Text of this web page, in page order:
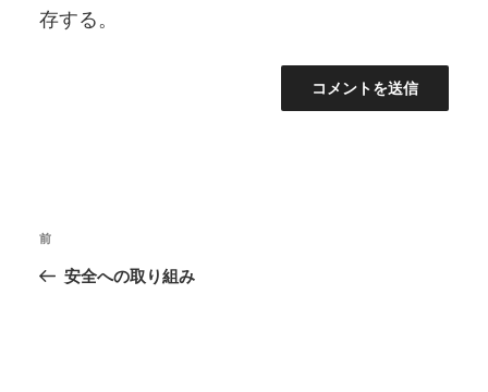
存する。
稿
ナ
前
の
前
安全への取り組み